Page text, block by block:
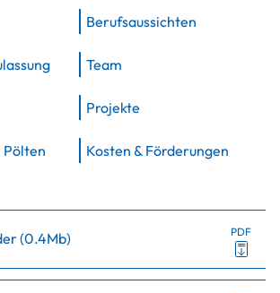
Berufsaussichten
Team
Projekte
Pölten Kosten & Förderungen
(0.4Mb) PDF